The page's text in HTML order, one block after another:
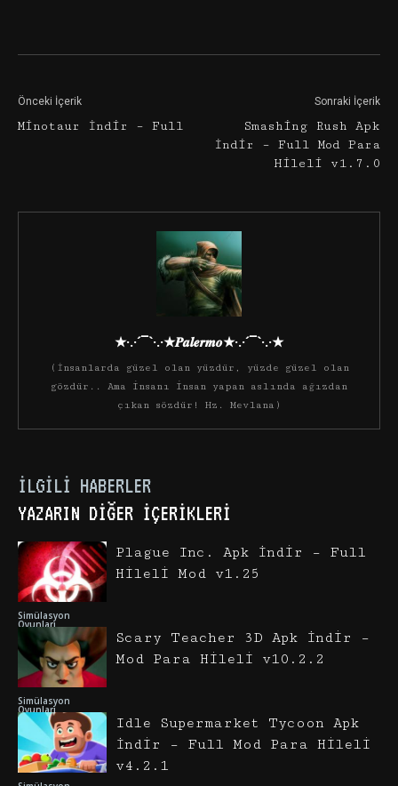
Önceki İçerik
Minotaur İndir – Full
Sonraki İçerik
Smashing Rush Apk
İndir – Full Mod Para
Hileli v1.7.0
★·.·´¯`·.·★𝑷𝒂𝒍𝒆𝒓𝒎𝒐★·.·´¯`·.·★
(İnsanlarda güzel olan yüzdür, yüzde güzel olan
gözdür.. Ama insanı insan yapan aslında ağızdan
çıkan sözdür! Hz. Mevlana)
İLGILI HABERLER
YAZARIN DIĞER İÇERIKLERI
Simülasyon
Oyunları
Plague Inc. Apk İndir – Full
Hileli Mod v1.25
Simülasyon
Oyunları
Scary Teacher 3D Apk İndir –
Mod Para Hileli v10.2.2
Idle Supermarket Tycoon Apk
İndir – Full Mod Para Hileli
v4.2.1